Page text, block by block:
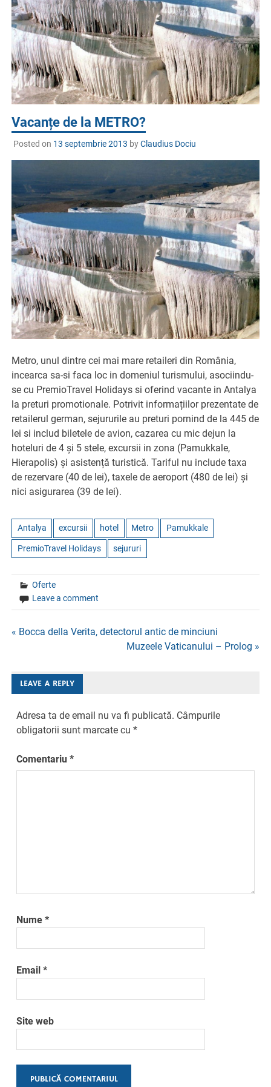
Vacanțe de la METRO?
Posted on 13 septembrie 2013 byClaudius Dociu
Metro, unul dintre cei mai mare retaileri din România,
incearca sa-si faca loc in domeniul turismului, asociindu-
se cu PremioTravel Holidays si oferind vacante in Antalya
la preturi promotionale. Potrivit informațiilor prezentate de
retailerul german, sejururile au preturi pornind de la 445 de
lei si includ biletele de avion, cazarea cu mic dejun la
hoteluri de 4 și 5 stele, excursii in zona (Pamukkale,
Hierapolis) și asistență turistică. Tariful nu include taxa
de rezervare (40 de lei), taxele de aeroport (480 de lei) și
nici asigurarea (39 de lei).
Antalya excursii hotel Metro Pamukkale
PremioTravel Holidays sejururi
Oferte
Leave a comment
Navigare
articole
« Bocca della Verita, detectorul antic de minciuni
Muzeele Vaticanului – Prolog »
LEAVE A REPLY
Adresa ta de email nu va fi publicată. Câmpurile
obligatorii sunt marcate cu*
Comentariu*
Nume*
Email*
Site web